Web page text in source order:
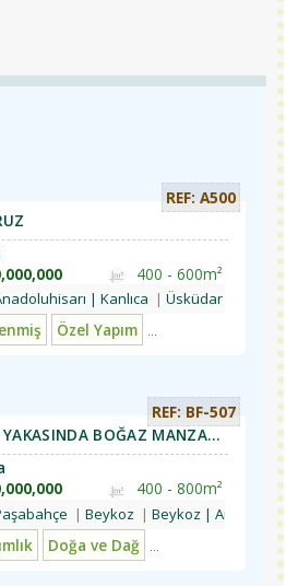
Hisarı Üsküdar | Kandilli Üsküdar |
REF: A500
400 - 600m²
| Kanlıca Üsküdar | Kandilli
Özel Yapım Luks Emlaklar
| Çiğdem Beykoz | Paşabahçe
Üsküdar | Beylerbeyi Üsküdar |
BOĞAZIN ANADOLU YAKASINDA BOĞAZ MANZARALI SİTE İÇİ VİLLA ARIYIŞIMIZ VARDIR
REF: BF-507
400 - 800m²
Beykoz Beykoz |
Doğa ve Dağ